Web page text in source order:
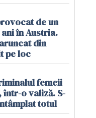
de un
în Austria.
din
pe loc
femeii
într-o valiză. S-
totul